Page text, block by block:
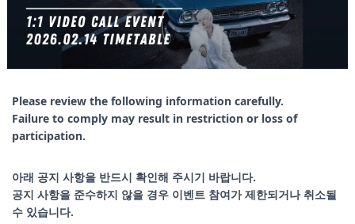
Please review the following information carefully.
Failure to comply may result in restriction or loss of
participation.
아래 공지 사항을 반드시 확인해 주시기 바랍니다.
공지 사항을 준수하지 않을 경우 이벤트 참여가 제한되거나 취소될
수 있습니다.